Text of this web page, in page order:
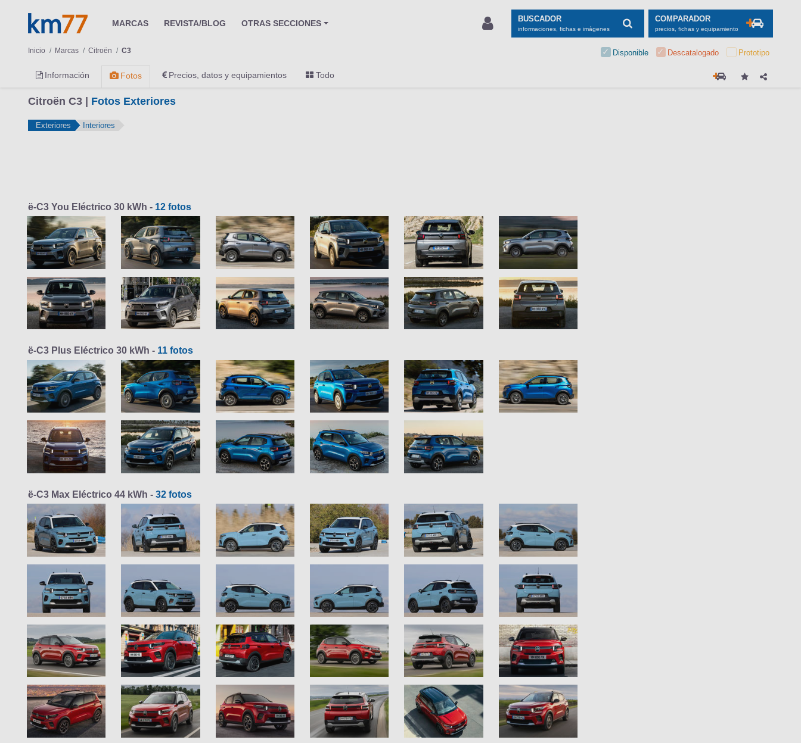
MARCAS REVISTA/BLOG OTRAS SECCIONES BUSCADOR
informaciones, fichas e imágenes
COMPARADOR
precios, fichas y equipamiento
Inicio Marcas Citroën C3 Disponible Descatalogado Prototipo
Información Fotos Precios, datos y equipamientos Todo
Citroën C3 | Fotos Exteriores
Exteriores Interiores
ë-C3 You Eléctrico 30 kWh - 12 fotos
ë-C3 Plus Eléctrico 30 kWh - 11 fotos
ë-C3 Max Eléctrico 44 kWh - 32 fotos